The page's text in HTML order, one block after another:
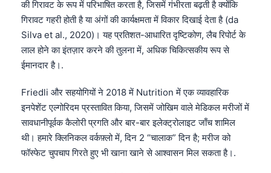
की गिरावट के रूप में परिभाषित करता है, जिसमें गंभीरता बढ़ती है क्योंकि
गिरावट गहरी होती है या अंगों की कार्यक्षमता में विकार दिखाई देता है (da
Silva et al., 2020)। यह प्रतिशत-आधारित दृष्टिकोण, लैब रिपोर्ट के
लाल होने का इंतज़ार करने की तुलना में, अधिक चिकित्सकीय रूप से
ईमानदार है।.
Friedli और सहयोगियों ने 2018 में Nutrition में एक व्यावहारिक
इनपेशेंट एल्गोरिदम प्रस्तावित किया, जिसमें जोखिम वाले मेडिकल मरीजों में
सावधानीपूर्वक कैलोरी प्रगति और बार-बार इलेक्ट्रोलाइट जाँच शामिल
थी। हमारे क्लिनिकल वर्कफ़्लो में, दिन 2 “चालाक” दिन है; मरीज को
फॉस्फेट चुपचाप गिरते हुए भी खाना खाने से आश्वासन मिल सकता है।.
Ślōnskŏ gŏdka
Norsk bokmål